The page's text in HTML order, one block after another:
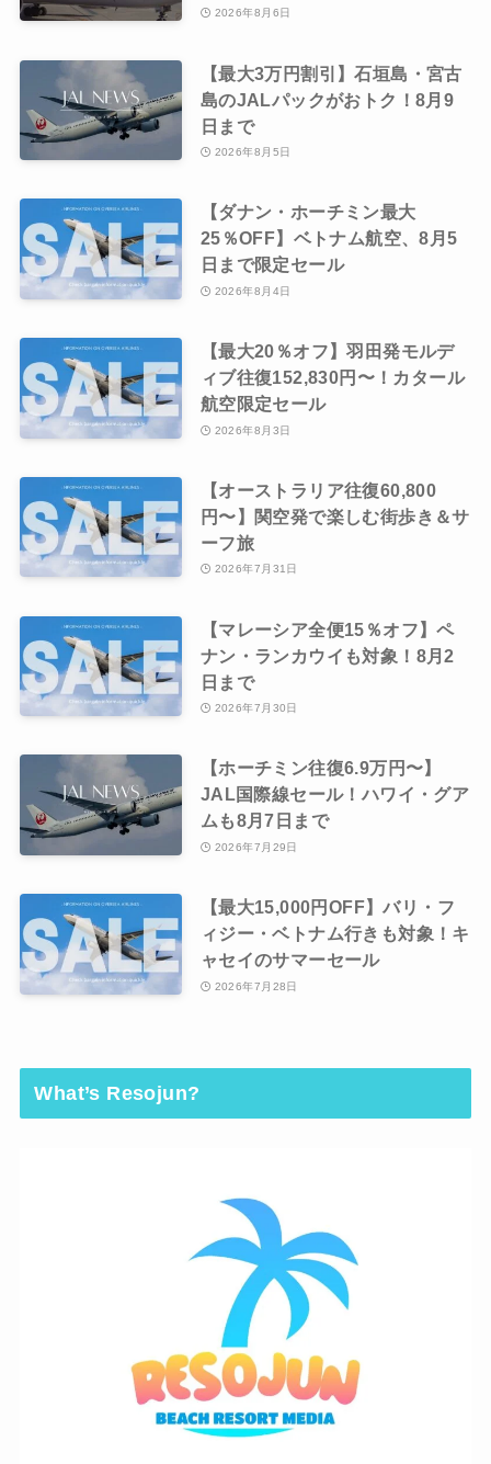
2026年8月6日
【最大3万円割引】石垣島・宮古
島のJALパックがおトク！8月9
日まで
2026年8月5日
【ダナン・ホーチミン最大
25％OFF】ベトナム航空、8月5
日まで限定セール
2026年8月4日
【最大20％オフ】羽田発モルデ
ィブ往復152,830円〜！カタール
航空限定セール
2026年8月3日
【オーストラリア往復60,800
円〜】関空発で楽しむ街歩き＆サ
ーフ旅
2026年7月31日
【マレーシア全便15％オフ】ペ
ナン・ランカウイも対象！8月2
日まで
2026年7月30日
【ホーチミン往復6.9万円〜】
JAL国際線セール！ハワイ・グア
ムも8月7日まで
2026年7月29日
【最大15,000円OFF】バリ・フ
ィジー・ベトナム行きも対象！キ
ャセイのサマーセール
2026年7月28日
What’s Resojun?